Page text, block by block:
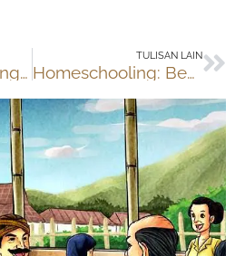
Menutup 2012 dengan Konser Gelaran Peduli Musik Anak
TULISAN LAIN
Homeschooling: Beda Game, Beda Cara Bermain